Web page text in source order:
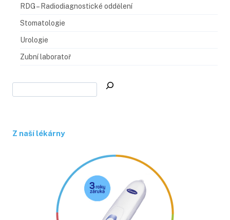
RDG – Radiodiagnostické oddělení​
Stomatologie
Urologie
Zubní laboratoř
Z naší lékárny